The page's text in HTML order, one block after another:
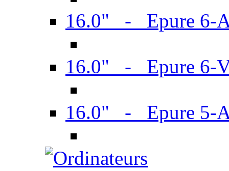
16.0" - Epure 6-
16.0" - Epure 6-
16.0" - Epure 5-